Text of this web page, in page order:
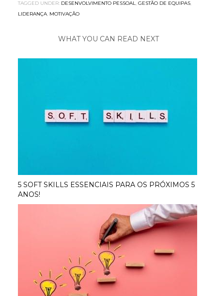
TAGGED UNDER: DESENVOLVIMENTO PESSOAL,GESTÃO DE EQUIPAS,
LIDERANÇA, MOTIVAÇÃO
WHAT YOU CAN READ NEXT
5 SOFT SKILLS ESSENCIAIS PARA OS PRÓXIMOS 5
ANOS!